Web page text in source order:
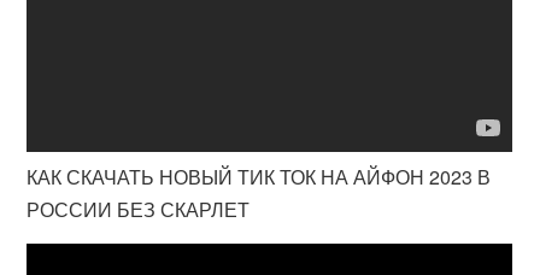
КАК СКАЧАТЬ НОВЫЙ ТИК ТОК НА АЙФОН 2023 В
РОССИИ БЕЗ СКАРЛЕТ